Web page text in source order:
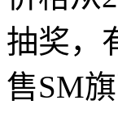
抽奖，
售SM